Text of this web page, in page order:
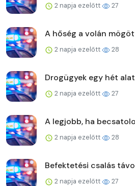
2 napja ezelőtt 27
A hőség a volán
2 napja ezelőtt 28
Drogügyek egy hét
2 napja ezelőtt 27
A legjobb, ha
2 napja ezelőtt 28
Befektetési csalás
2 napja ezelőtt 27